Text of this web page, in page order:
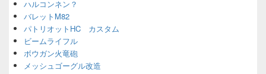
ハルコンネン？
バレットM82
パトリオットHC カスタム
ビームライフル
ボウガン火竜砲
メッシュゴーグル改造